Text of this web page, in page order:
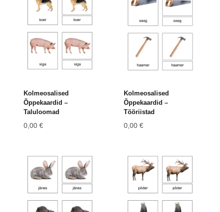
Kolmeosalised
Õppekaardid –
Taluloomad
0,00 €
Kolmeosalised
Õppekaardid –
Tööriistad
0,00 €